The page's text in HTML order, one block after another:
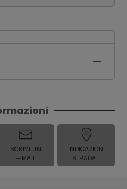
SCRIVI UN
E-MAIL
INDICAZIONI
STRADALI